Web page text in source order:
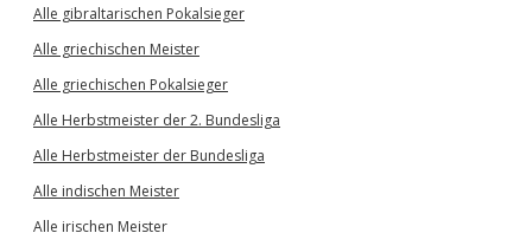
Alle gibraltarischen Pokalsieger
Alle griechischen Meister
Alle griechischen Pokalsieger
Alle Herbstmeister der 2. Bundesliga
Alle Herbstmeister der Bundesliga
Alle indischen Meister
Alle irischen Meister